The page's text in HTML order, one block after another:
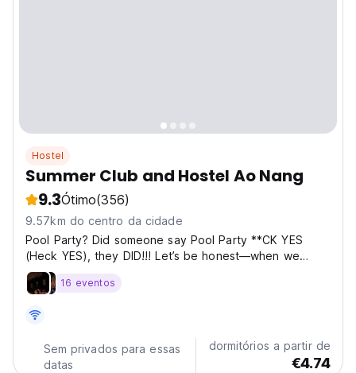
Hostel
Summer Club and Hostel Ao Nang
9.3Ótimo(356)
9.57km do centro da cidade
Pool Party? Did someone say Pool Party **CK YES
(Heck YES), they DID!!! Let’s be honest—when we
come to Thailand, it’s all about visiting islands, meeting
new friends, and chilling by the pool all day and all
unforgettable...
16 eventos
Sem privados para essas
datas
dormitórios a partir de
€4.74